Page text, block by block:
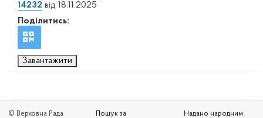
14232 від 18.11.2025
Поділитись:
Завантажити
© Верховна Рада
Пошук за
Надано народним